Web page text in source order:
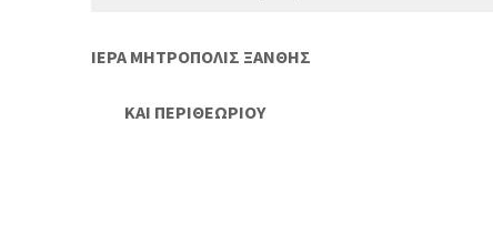
ΙΕΡΑ ΜΗΤΡΟΠΟΛΙΣ ΞΑΝΘΗΣ
ΚΑΙ ΠΕΡΙΘΕΩΡΙΟΥ